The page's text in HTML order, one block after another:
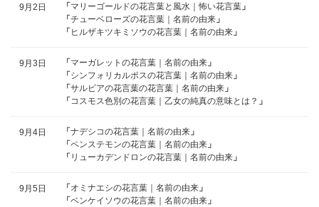
9月2日 「 マリーゴールドの花言葉と風水｜怖い花言葉 」
「 チューベローズの花言葉｜名前の由来 」
「 ヒルザキツキミソウの花言葉｜名前の由来 」
9月3日 「 マーガレットの花言葉｜名前の由来 」
「 シンフォリカルポスの花言葉｜名前の由来 」
「 サルビアの花言葉の花言葉｜名前の由来 」
「 コスモス色別の花言葉｜乙女の純真の意味とは？ 」
9月4日 「 ナデシコの花言葉｜名前の由来 」
「 ペンステモンの花言葉｜名前の由来 」
「 リューカデンドロンの花言葉｜名前の由来 」
9月5日 「 オミナエシの花言葉｜名前の由来 」
「 ベンケイソウの花言葉｜名前の由来 」